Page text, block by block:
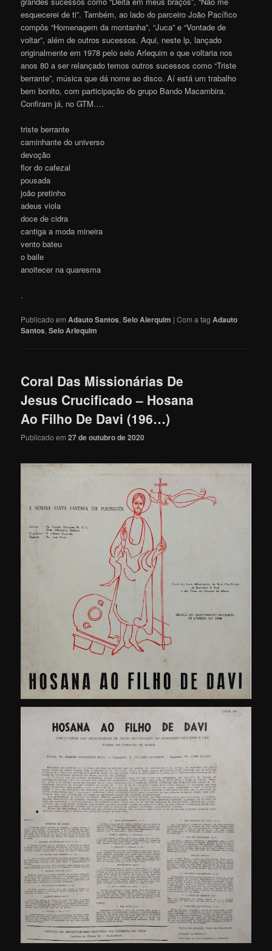
esquecerei de ti”. Também, ao lado do parceiro João Pacífico
compôs “Homenagem da montanha”, “Juca” e “Vontade de
voltar”, além de outros sucessos. Aqui, neste lp, lançado
originalmente em 1978 pelo selo Arlequim e que voltaria nos
anos 80 a ser relançado temos outros sucessos como “Triste
berrante”, música que dá nome ao disco. Aí está um trabalho
bem bonito, com participação do grupo Bando Macambira.
Confiram já, no GTM….
triste berrante
caminhante do universo
devoção
flor do cafezal
pousada
joão pretinho
adeus viola
doce de cidra
cantiga a moda mineira
vento bateu
o baile
anoitecer na quaresma
.
Publicado em Adauto Santos,Selo Alerquim |Com a tagAdauto
Santos,Selo Arlequim
Coral Das Missionárias De
Jesus Crucificado – Hosana
Ao Filho De Davi (196…)
Publicado em27 de outubro de 2020